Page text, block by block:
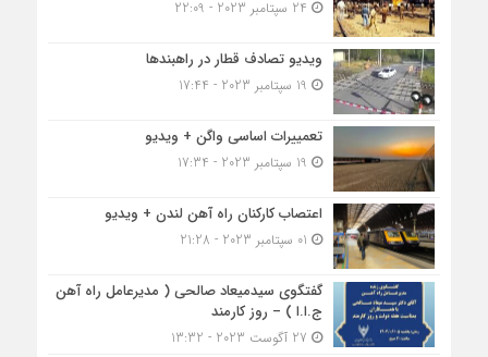
ویدیو تصادف قطار در راهبندها
تعمییرات اساسی واگن + ویدیو
اعتصاب کارکنان راه آهن لندن + ویدیو
گفتگوی سیدمیعاد صالحی ( مدیرعامل راه آهن
ج.ا.ا ) – روز کارمند